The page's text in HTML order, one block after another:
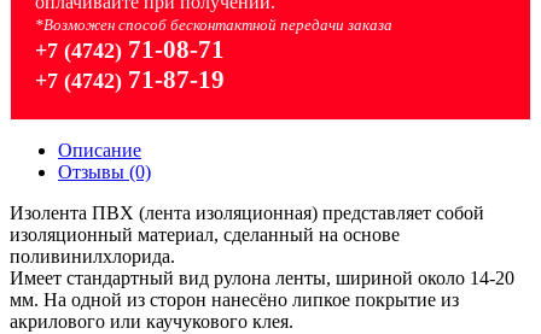
*Возможен способ бесконтактной передачи заказа
+7 (4742) 71-08-71
+7 (4742) 71-87-19
Описание
Отзывы (0)
Изолента ПВХ (лента изоляционная) представляет собой
изоляционный материал, сделанный на основе
поливинилхлорида.
Имеет стандартный вид рулона ленты, шириной около 14-20
мм. На одной из сторон нанесёно липкое покрытие из
акрилового или каучукового клея.